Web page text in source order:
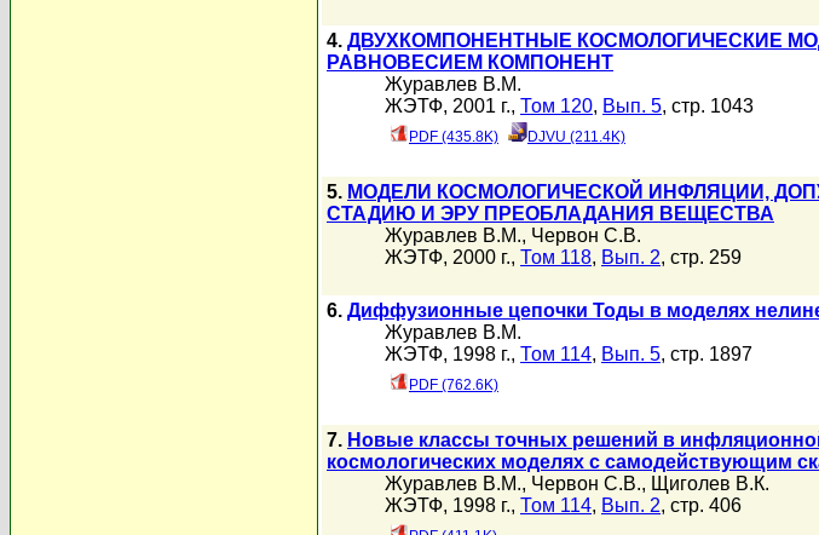
4. ДВУХКОМПОНЕНТНЫЕ КОСМОЛОГИЧЕСКИЕ
РАВНОВЕСИЕМ КОМПОНЕНТ
Журавлев В.М.
ЖЭТФ, 2001 г., Том 120, Вып. 5, стр. 1043
PDF (435.8K) DJVU (211.4K)
5. МОДЕЛИ КОСМОЛОГИЧЕСКОЙ ИНФЛЯЦИИ,
СТАДИЮ И ЭРУ ПРЕОБЛАДАНИЯ ВЕЩЕСТВА
Журавлев В.М., Червон С.В.
ЖЭТФ, 2000 г., Том 118, Вып. 2, стр. 259
6. Диффузионные цепочки Тоды в моделях
Журавлев В.М.
ЖЭТФ, 1998 г., Том 114, Вып. 5, стр. 1897
PDF (762.6K)
7. Новые классы точных решений в
космологических моделях с самодействующим
Журавлев В.М., Червон С.В., Щиголев В.К.
ЖЭТФ, 1998 г., Том 114, Вып. 2, стр. 406